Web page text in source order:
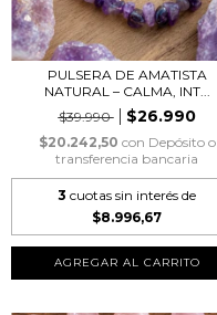
PULSERA DE AMATISTA
NATURAL – CALMA, INT...
$39.990
$26.990
$20.242,50 con Depósito o
transferencia bancaria
3 cuotas sin interés de
$8.996,67